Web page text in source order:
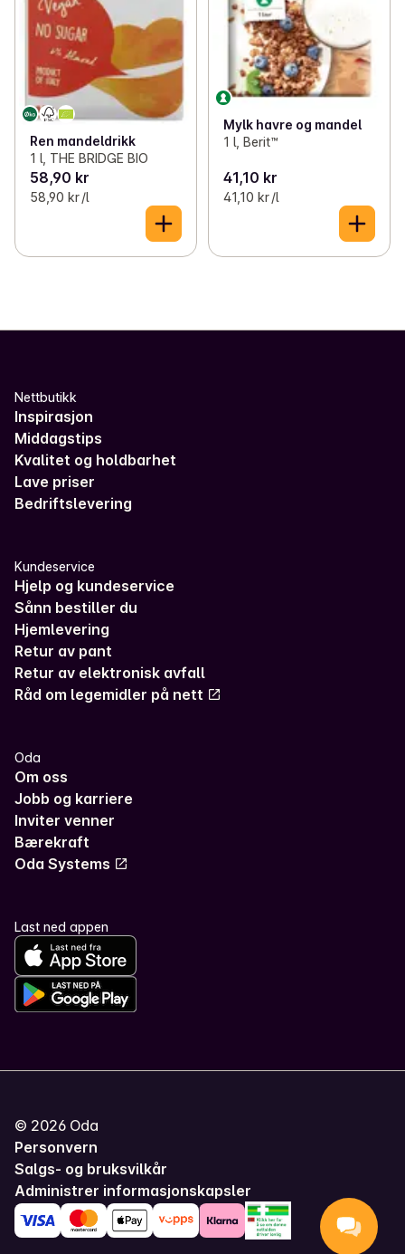
Ren mandeldrikk
1 l, THE BRIDGE BIO
58,90 kr
58,90 kr /l
Mylk havre og mandel
1 l, Berit™
41,10 kr
41,10 kr /l
Nettbutikk
Inspirasjon
Middagstips
Kvalitet og holdbarhet
Lave priser
Bedriftslevering
Kundeservice
Hjelp og kundeservice
Sånn bestiller du
Hjemlevering
Retur av pant
Retur av elektronisk avfall
Råd om legemidler på nett
Oda
Om oss
Jobb og karriere
Inviter venner
Bærekraft
Oda Systems
Last ned appen
© 2026 Oda
Personvern
Salgs- og bruksvilkår
Administrer informasjonskapsler